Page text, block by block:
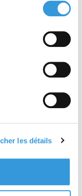
les détails
après
le moment sur
différentes en
(le
à l'achat d'un
ajoutée